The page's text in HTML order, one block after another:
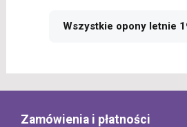
Wszystkie opony letnie
Zamówienia i płatności